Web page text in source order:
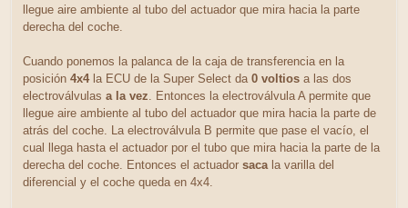
llegue aire ambiente al tubo del actuador que mira hacia la parte
derecha del coche.
Cuando ponemos la palanca de la caja de transferencia en la
posición 4x4la ECU de la Super Select da 0 voltios a las dos
electroválvulas a la vez . Entonces la electroválvula A permite que
llegue aire ambiente al tubo del actuador que mira hacia la parte de
atrás del coche. La electroválvula B permite que pase el vacío, el
cual llega hasta el actuador por el tubo que mira hacia la parte de la
derecha del coche. Entonces el actuador saca la varilla del
diferencial y el coche queda en 4x4.